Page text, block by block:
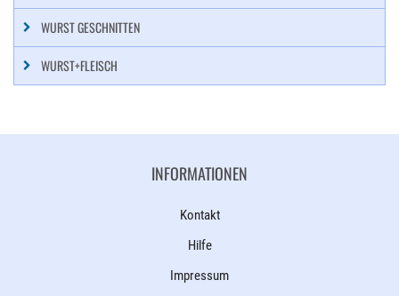
WURST GESCHNITTEN
WURST+FLEISCH
INFORMATIONEN
Kontakt
Hilfe
Impressum